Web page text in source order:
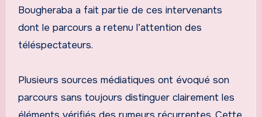
Bougheraba a fait partie de ces intervenants
dont le parcours a retenu l’attention des
téléspectateurs.
Plusieurs sources médiatiques ont évoqué son
parcours sans toujours distinguer clairement les